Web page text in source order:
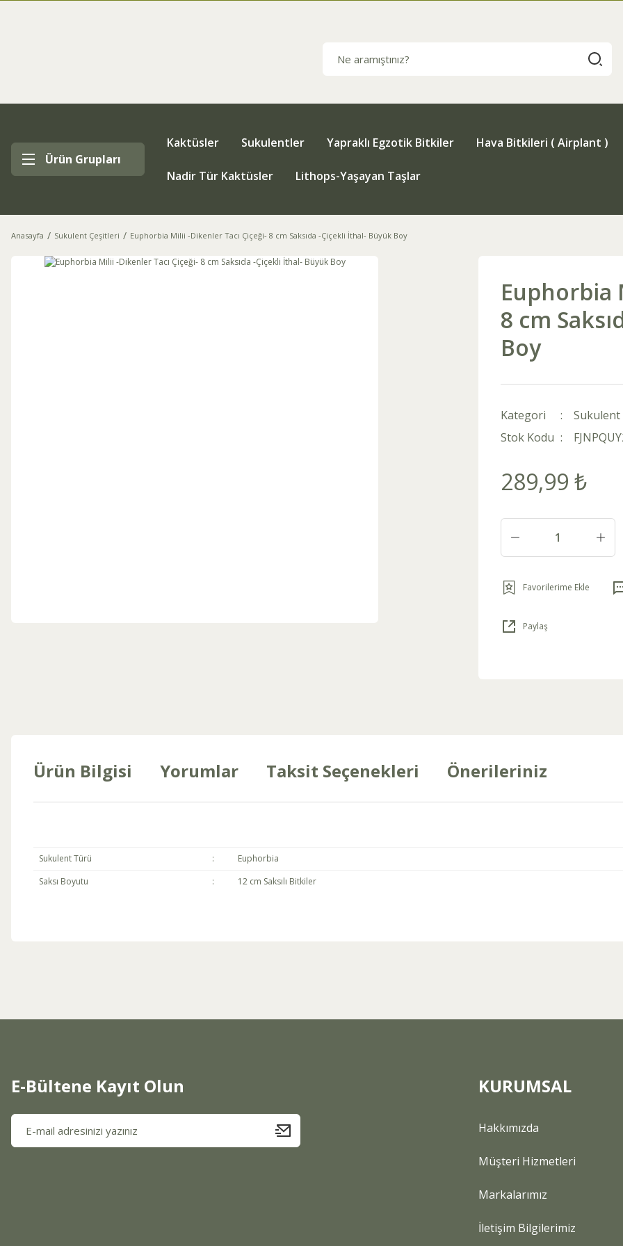
Ürün Grupları
Kaktüsler Sukulentler Yapraklı Egzotik Bitkiler Hava Bitkileri ( Airplant )
Nadir Tür Kaktüsler Lithops-Yaşayan Taşlar
Anasayfa Sukulent Çeşitleri Euphorbia Milii -Dikenler Tacı Çiçeği- 8 cm Saksıda -Çiçekli İthal- Büyük Boy
Euphorbia
8 cm
Boy
Kategori
Sukulent
Stok Kodu
289,99 ₺
Paylaş
Ürün Bilgisi Yorumlar Taksit Seçenekleri Önerileriniz
Sukulent Türü :
Euphorbia
Saksı Boyutu
: 12 cm Saksılı Bitkiler
E-Bültene Kayıt Olun KURUMSAL
Hakkımızda
Müşteri Hizmetleri
Markalarımız
İletişim Bilgilerimiz